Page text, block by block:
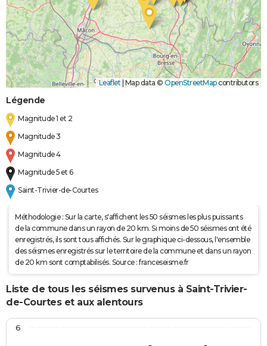
Leaflet |Map data © OpenStreetMapcontributors
Légende
Magnitude 1 et 2
Magnitude 3
Magnitude 4
Magnitude 5 et 6
Saint-Trivier-de-Courtes
Méthodologie : Sur la carte, s'affichent les 50 séismes les plus puissants
de la commune dans un rayon de 20 km. Si moins de 50 séismes ont été
enregistrés, ils sont tous affichés. Sur le graphique ci-dessous, l'ensemble
des séismes enregistrés sur le territoire de la commune et dans un rayon
de 20 km sont comptabilisés. Source : franceseisme.fr
Liste de tous les séismes survenus à Saint-Trivier-
de-Courtes et aux alentours
6